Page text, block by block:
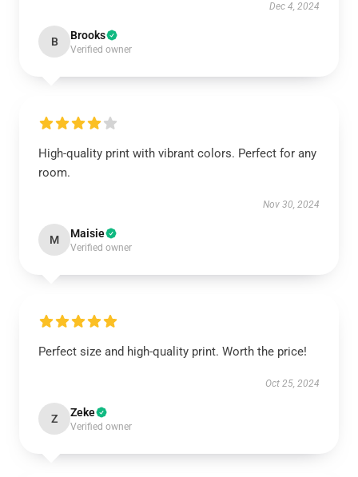
Dec 4, 2024
B Brooks
Verified owner
High-quality print with vibrant colors. Perfect for any
room.
Nov 30, 2024
M Maisie
Verified owner
Perfect size and high-quality print. Worth the price!
Oct 25, 2024
Z Zeke
Verified owner